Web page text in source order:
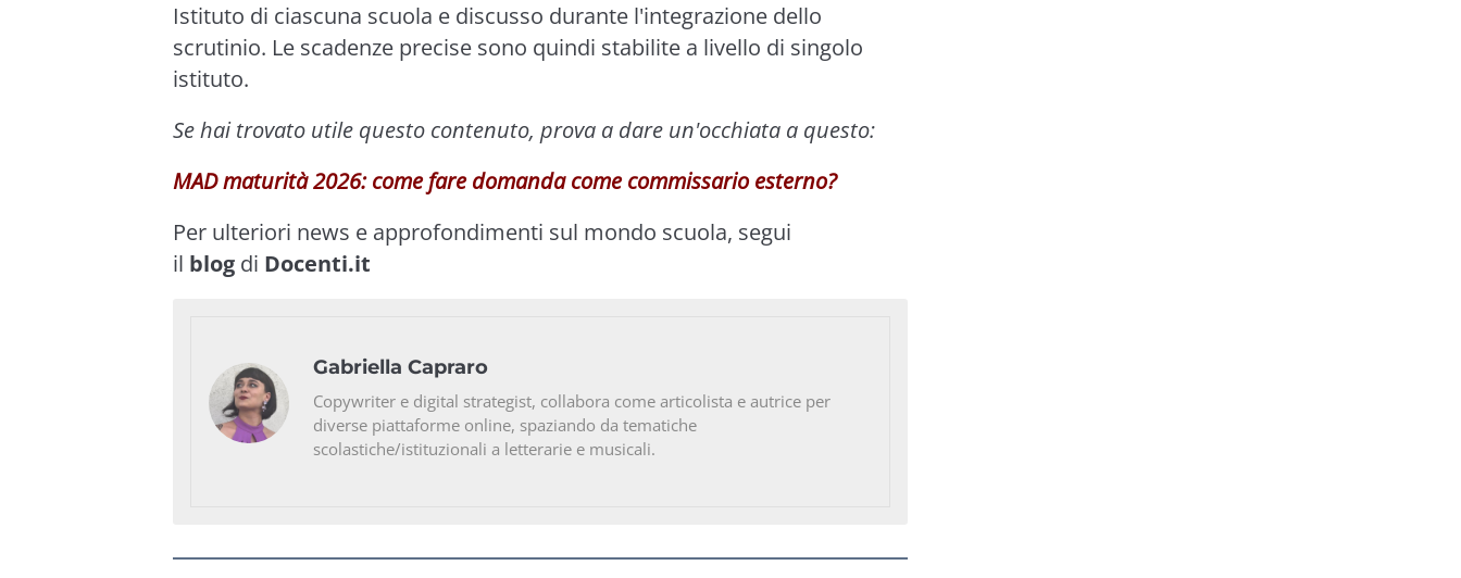
Istituto di ciascuna scuola e discusso durante l'integrazione dello
scrutinio. Le scadenze precise sono quindi stabilite a livello di singolo
istituto.
Se hai trovato utile questo contenuto, prova a dare un'occhiata a questo:
MAD maturità 2026: come fare domanda come commissario esterno?
Per ulteriori news e approfondimenti sul mondo scuola, segui
il blog di Docenti.it
Gabriella Capraro
Copywriter e digital strategist, collabora come articolista e autrice per
diverse piattaforme online, spaziando da tematiche
scolastiche/istituzionali a letterarie e musicali.